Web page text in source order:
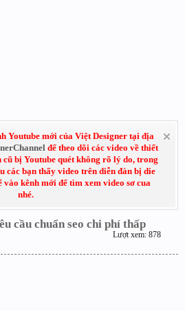
Youtube mới của Việt Designer tại địa
để theo dõi các video về thiết
cũ bị Youtube quét không rõ lý do, trong
các bạn thấy video trên diễn đàn bị die
vào kênh mới để tìm xem video sơ cua
nhé.
cầu chuẩn seo chi phí thấp
Lượt xem: 878